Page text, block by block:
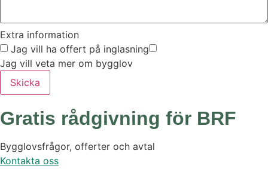
Extra information
Jag vill ha offert på inglasning
Jag vill veta mer om bygglov
Skicka
Gratis rådgivning för BRF
Bygglovsfrågor, offerter och avtal
Kontakta oss